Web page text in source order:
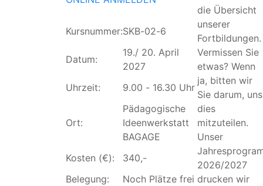
Kursnummer:SKB-02-6
Datum:
19./ 20. April
2027
Uhrzeit:
9.00 - 16.30 Uhr
Ort:
Pädagogische
Ideenwerkstatt
BAGAGE
Kosten (€):
340,-
Belegung:
Noch Plätze frei
die Übersicht
unserer
Fortbildungen.
Vermissen Sie
etwas? Wenn
ja, bitten wir
Sie darum, uns
dies
mitzuteilen.
Unser
2026/2027
drucken wir